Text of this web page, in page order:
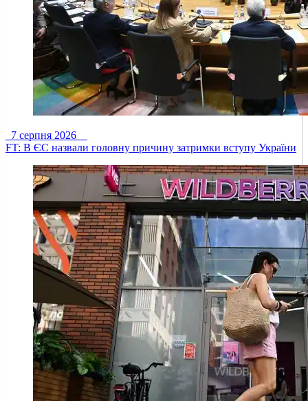
7 серпня 2026
FT: В ЄС назвали головну причину затримки вступу України